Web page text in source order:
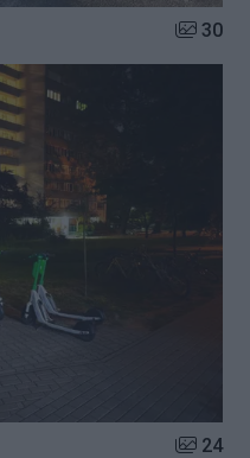
Liczba
30
Liczba
24